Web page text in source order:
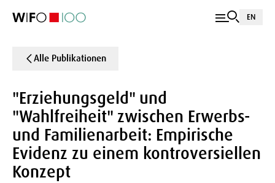
EN
Alle Publikationen
"Erziehungsgeld" und
"Wahlfreiheit" zwischen Erwerbs-
und Familienarbeit: Empirische
Evidenz zu einem kontroversiellen
Konzept